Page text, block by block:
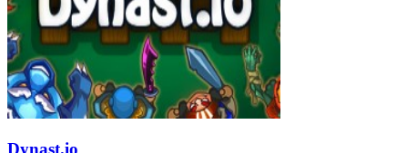
Dynast.io